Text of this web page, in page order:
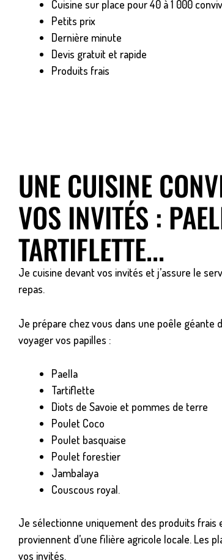
Cuisine sur place pour 40 à 1 000
Petits prix
Dernière minute
Devis gratuit et rapide
Produits frais
UNE CUISINE
VOS INVITÉS :
TARTIFLETTE...
Je cuisine devant vos invités et j’assure le
repas.
Je prépare chez vous dans une poêle
voyager vos papilles :
Paella
Tartiflette
Diots de Savoie et pommes de terre
Poulet Coco
Poulet basquaise
Poulet forestier
Jambalaya
Couscous royal.
Je sélectionne uniquement des produits frais
proviennent d’une filière agricole locale. Les
vos invités.